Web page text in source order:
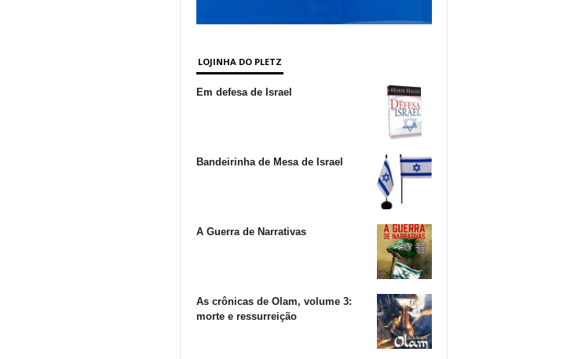
LOJINHA DO PLETZ
Em defesa de Israel
Bandeirinha de Mesa de Israel
A Guerra de Narrativas
As crônicas de Olam, volume 3:
morte e ressurreição